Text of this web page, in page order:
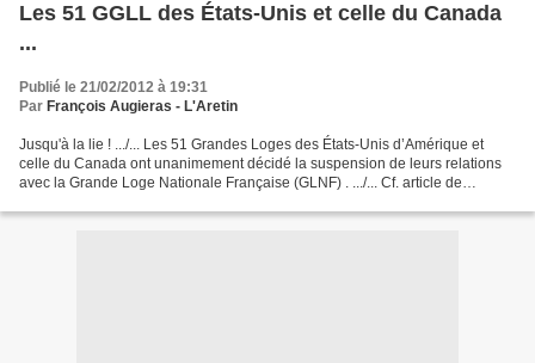
Les 51 GGLL des États-Unis et celle du Canada
...
Publié le 21/02/2012 à 19:31
Par François Augieras - L'Aretin
Jusqu'à la lie ! .../... Les 51 Grandes Loges des États-Unis d’Amérique et
celle du Canada ont unanimement décidé la suspension de leurs relations
avec la Grande Loge Nationale Française (GLNF) . .../... Cf. article de